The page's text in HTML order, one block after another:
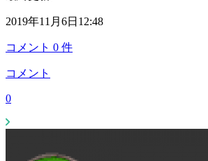
2019年11月6日12:48
コメント 0 件
コメント
0